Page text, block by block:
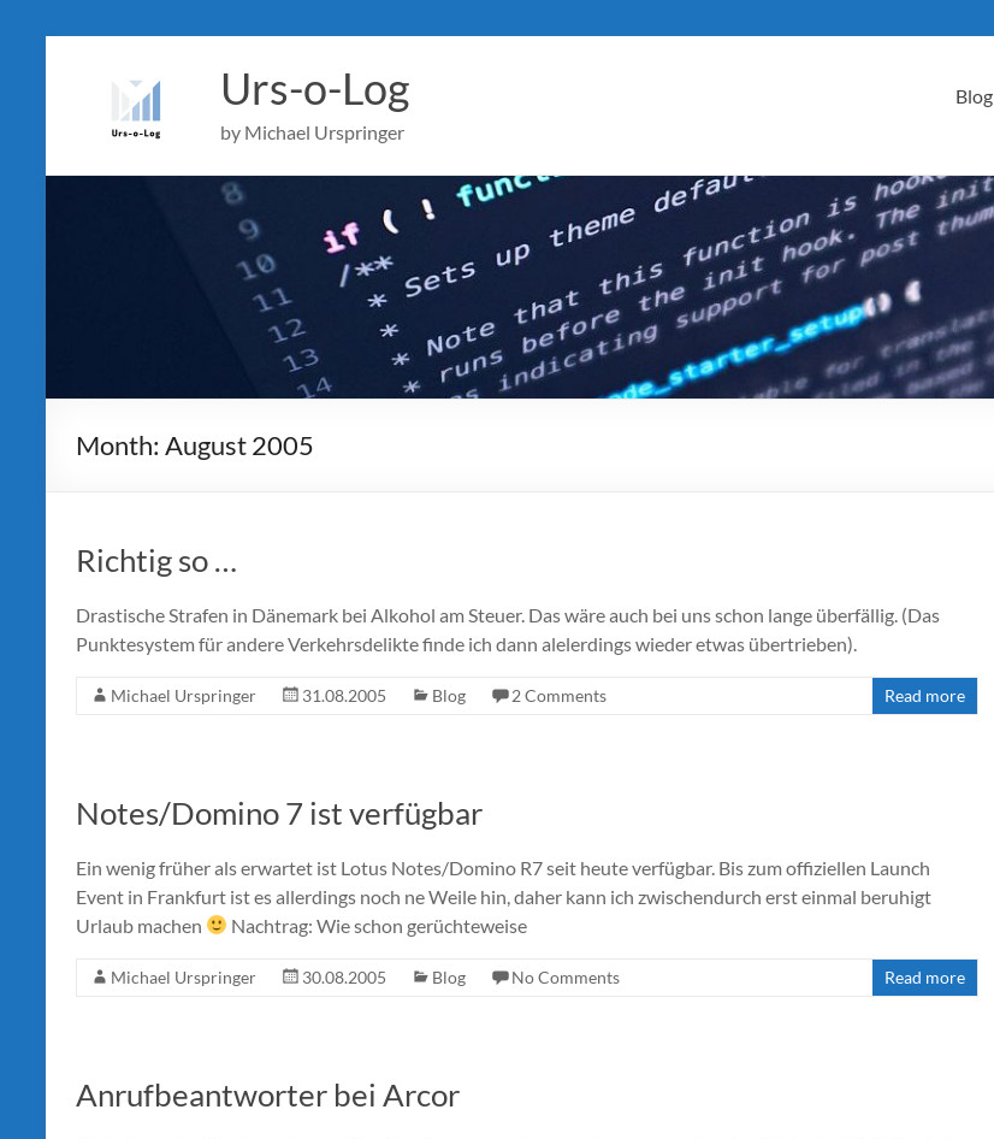
Urs-o-Log
by Michael Urspringer
Blog
Month: August 2005
Richtig so …
Drastische Strafen in Dänemark bei Alkohol am Steuer. Das wäre auch bei uns schon lange überfällig. (Das
Punktesystem für andere Verkehrsdelikte finde ich dann alelerdings wieder etwas übertrieben).
Michael Urspringer 31.08.2005 Blog 2 Comments Read more
Notes/Domino 7 ist verfügbar
Ein wenig früher als erwartet ist Lotus Notes/Domino R7 seit heute verfügbar. Bis zum offiziellen Launch
Event in Frankfurt ist es allerdings noch ne Weile hin, daher kann ich zwischendurch erst einmal beruhigt
Urlaub machen
Nachtrag: Wie schon gerüchteweise
Michael Urspringer 30.08.2005 Blog No Comments Read more
Anrufbeantworter bei Arcor